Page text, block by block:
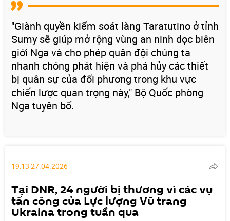
"Giành quyền kiểm soát làng Taratutino ở tỉnh
Sumy sẽ giúp mở rộng vùng an ninh dọc biên
giới Nga và cho phép quân đội chúng ta
nhanh chóng phát hiện và phá hủy các thiết
bị quân sự của đối phương trong khu vực
chiến lược quan trọng này," Bộ Quốc phòng
Nga tuyên bố.
19:13 27.04.2026
Tại DNR, 24 người bị thương vì các vụ
tấn công của Lực lượng Vũ trang
Ukraina trong tuần qua